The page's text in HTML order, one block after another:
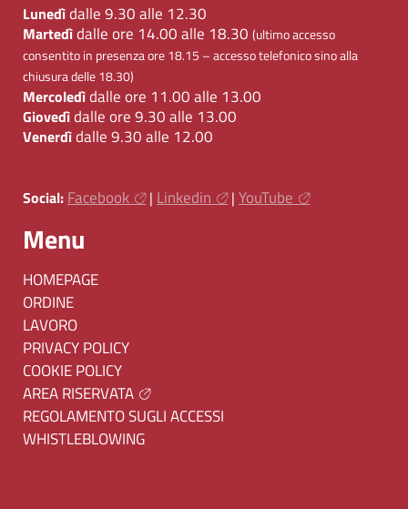
Lunedìdalle 9.30 alle 12.30
Martedìdalle ore 14.00 alle 18.30 (ultimo accesso
consentito in presenza ore 18.15 – accesso telefonico sino alla
chiusura delle 18.30)
Mercoledìdalle ore 11.00 alle 13.00
Giovedìdalle ore 9.30 alle 13.00
Venerdìdalle 9.30 alle 12.00
Social: Facebook | Linkedin | YouTube
Menu
HOMEPAGE
ORDINE
LAVORO
PRIVACY POLICY
COOKIE POLICY
AREA RISERVATA
REGOLAMENTO SUGLI ACCESSI
WHISTLEBLOWING